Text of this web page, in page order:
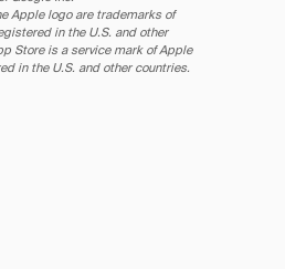
Apple logo are trademarks of
in the U.S. and other
Store is a service mark of Apple
in the U.S. and other countries.